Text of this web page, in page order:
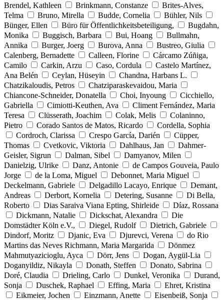
Brendel, Kathleen
Brinkmann, Constanze
Brites-Alves,
Telma
Bruno, Mirella Budde, Cornelia
Bühler, Nils
Bünger, Ellen
Büro für Öffentlichkeitsbeteiligung,
Bugdahn,
Monika
Buggisch, Barbara Bui, Hoang
Bullmahn,
Annika
Burger, Joerg Burova, Anna
Bustreo, Giulia
Calenberg, Bernadette
Calleen, Florine
Cárcamo Zúñiga,
Camilo
Carkin, Arzu Caso, Cordula
Castelo Martínez,
Ana Belén
Ceylan, Hüseyin
Chandna, Harbans L.
Chatzikaloudis, Petros
Chatziparaskevaidou, Maria
Chiancone-Schneider, Donatella
Choi, Inyoung
Cicchiello,
Gabriella
Cimiotti-Keuthen, Ava
Climent Fernández, Maria
Teresa
Clüsserath, Joachim Colak, Melis
Colaninno,
Pietro
Corado Santos de Matos, Ricardo
Cordella, Sophia
Cordroch, Clarissa
Crespo García, Darién
Cüpper,
Thomas
Cvetkovic, Viktoria Dahlhaus, Jan
Dahmer-
Geisler, Sigrun
Dalman, Sibel
Damyanov, Milen
Danielzig, Ulrike
Danz, Antonie
de Campos Gouveia, Paulo
Jorge
de la Loma, Miguel
Debonnet, Maria Miguel
Deckelmann, Gabriele
Delgadillo Lacayo, Enrique
Demant,
Andreas
Derbort, Kornelia Detering, Susanne
Di Bella,
Roberto
Dias Saraiva Viana Epting, Shirleide
Díaz, Rossana
Dickmann, Natalie
Dickschat, Alexandra
Die
Domstädter Köln e.V.,
Diegel, Rudolf
Dietrich, Gabriele
Dindorf, Moritz
Djanic, Eva Djurevci, Verena
do Rio
Martins das Neves Richmann, Maria Margarida
Dönmez
Mahmutyazicioglu, Ayca
Dörr, Jens
Dogan, Aygül-Lia
Doganyildiz, Nikayla
Donath, Steffen
Donato, Sabrina
Doré, Claudia
Drieling, Carlo Dunkel, Veronika
Durand,
Sonja
Duschek, Raphael Effing, Maria
Ehret, Kristina
Eikmeier, Jochen
Einzmann, Anette
Eisenbeiß, Sonja